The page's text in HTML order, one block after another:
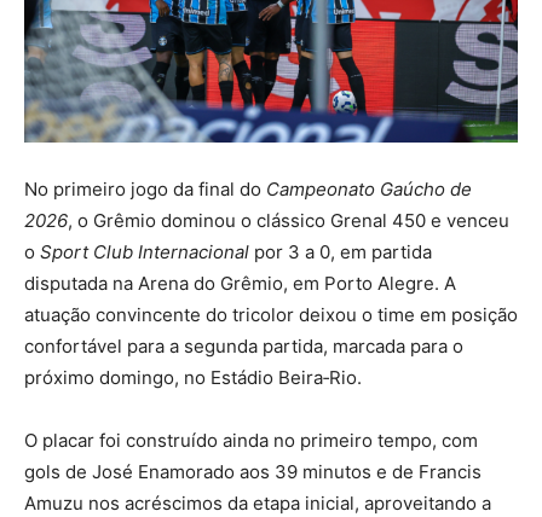
No primeiro jogo da final do Campeonato Gaúcho de
2026, o Grêmio dominou o clássico Gre­n­al 450 e venceu
o Sport Club Internacional por 3 a 0, em partida
disputada na Arena do Grêmio, em Porto Alegre. A
atuação convincente do tricolor deixou o time em posição
confortável para a segunda partida, marcada para o
próximo domingo, no Estádio Beira‑Rio.
O placar foi construído ainda no primeiro tempo, com
gols de José Enamorado aos 39 minutos e de Francis
Amuzu nos acréscimos da etapa inicial, aproveitando a